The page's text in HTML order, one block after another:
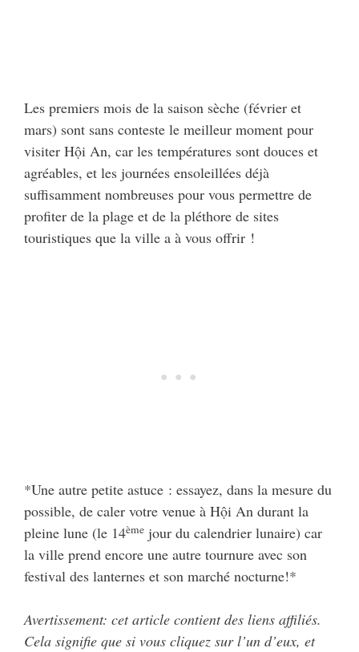
Les premiers mois de la saison sèche (février et
mars) sont sans conteste le meilleur moment pour
visiter Hội An, car les températures sont douces et
agréables, et les journées ensoleillées déjà
suffisamment nombreuses pour vous permettre de
profiter de la plage et de la pléthore de sites
touristiques que la ville a à vous offrir !
*Une autre petite astuce : essayez, dans la mesure du
possible, de caler votre venue à Hội An durant la
pleine lune (le 14ème jour du calendrier lunaire) car
la ville prend encore une autre tournure avec son
festival des lanternes et son marché nocturne!*
Avertissement: cet article contient des liens affiliés.
Cela signifie que si vous cliquez sur l’un d’eux, et